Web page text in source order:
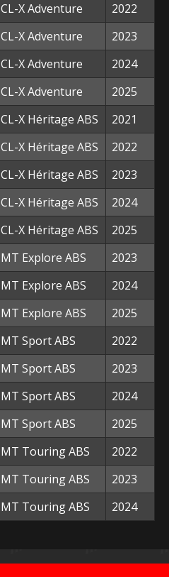
CL-X Adventure
2022
CL-X Adventure
2023
CL-X Adventure
2024
CL-X Adventure
2025
CL-X Héritage ABS
2021
CL-X Héritage ABS
2022
CL-X Héritage ABS
2023
CL-X Héritage ABS
2024
CL-X Héritage ABS
2025
MT Explore ABS
2023
MT Explore ABS
2024
MT Explore ABS
2025
MT Sport ABS
2022
MT Sport ABS
2023
MT Sport ABS
2024
MT Sport ABS
2025
MT Touring ABS
2022
MT Touring ABS
2023
MT Touring ABS 2024